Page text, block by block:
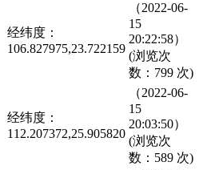
经纬度：
106.827975,23.722159
（2022-06-
15
20:22:58）
(浏览次
数：799 次)
经纬度：
112.207372,25.905820
（2022-06-
15
20:03:50）
(浏览次
数：589 次)